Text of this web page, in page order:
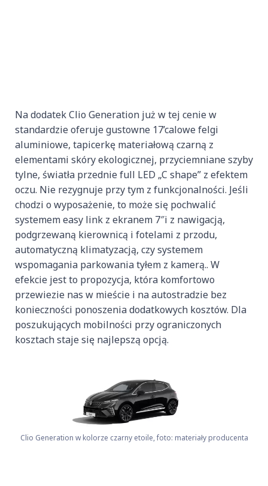
Na dodatek Clio Generation już w tej cenie w
standardzie oferuje gustowne 17’calowe felgi
aluminiowe, tapicerkę materiałową czarną z
elementami skóry ekologicznej, przyciemniane szyby
tylne, światła przednie full LED „C shape” z efektem
oczu. Nie rezygnuje przy tym z funkcjonalności. Jeśli
chodzi o wyposażenie, to może się pochwalić
systemem easy link z ekranem 7″i z nawigacją,
podgrzewaną kierownicą i fotelami z przodu,
automatyczną klimatyzacją, czy systemem
wspomagania parkowania tyłem z kamerą.. W
efekcie jest to propozycja, która komfortowo
przewiezie nas w mieście i na autostradzie bez
konieczności ponoszenia dodatkowych kosztów. Dla
poszukujących mobilności przy ograniczonych
kosztach staje się najlepszą opcją.
Clio Generation w kolorze czarny etoile, foto: materiały producenta